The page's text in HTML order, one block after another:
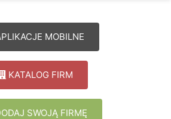
MOBILNE
KATALOG FIRM
SWOJĄ FIRMĘ